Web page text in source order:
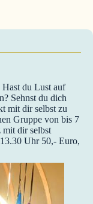
Hast du Lust auf
Sehnst du dich
mit dir selbst zu
Gruppe von bis 7
mit dir selbst
Uhr 50,- Euro,